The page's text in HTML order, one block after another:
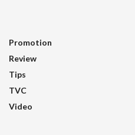
Promotion
Review
Tips
TVC
Video